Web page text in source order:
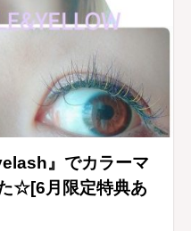
』でカラーマ
☆[6月限定特典あ